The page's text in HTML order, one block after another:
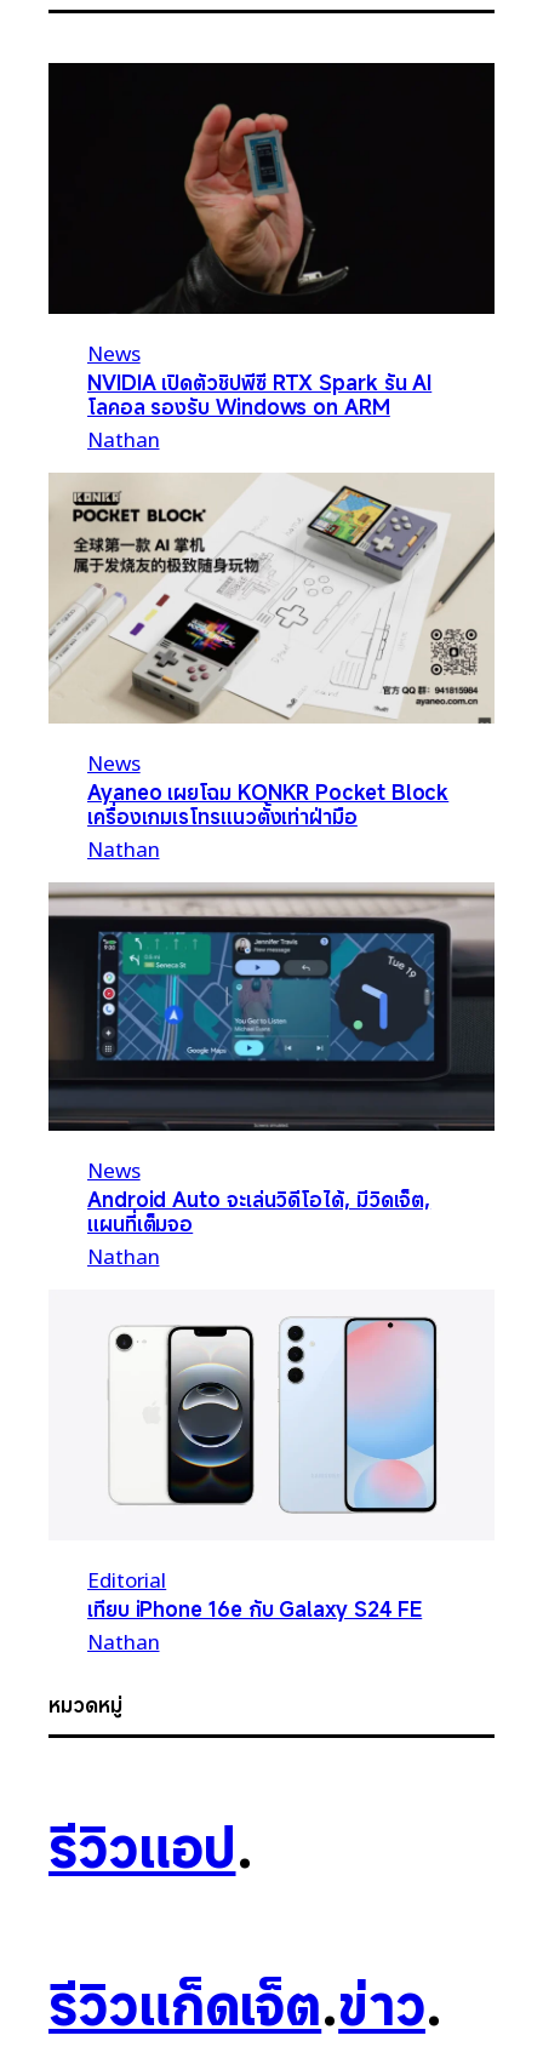
News
NVIDIA เปิดตัวชิปพีซี RTX Spark รัน AI
โลคอล รองรับ Windows on ARM
Nathan
News
Ayaneo เผยโฉม KONKR Pocket Block
เครื่องเกมเรโทรแนวตั้งเท่าฝ่ามือ
Nathan
News
Android Auto จะเล่นวิดีโอได้, มีวิดเจ็ต,
แผนที่เต็มจอ
Nathan
Editorial
เทียบ iPhone 16e กับ Galaxy S24 FE
Nathan
หมวดหมู่
รีวิวแอป.
รีวิวแก็ดเจ็ต.ข่าว.